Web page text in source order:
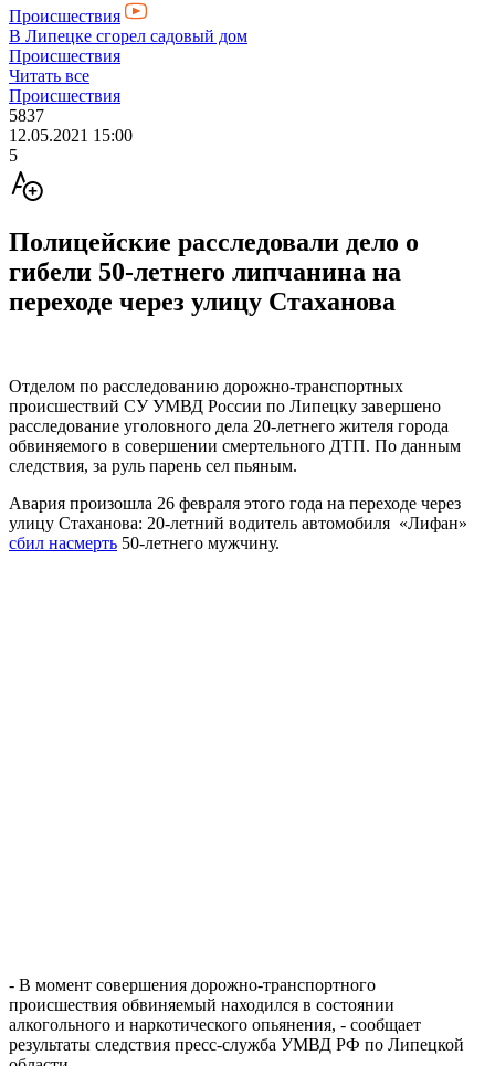
Происшествия
В Липецке сгорел садовый дом
Происшествия
Читать все
Происшествия
5837
12.05.2021 15:00
5
Полицейские расследовали дело о
гибели 50-летнего липчанина на
переходе через улицу Стаханова
Отделом по расследованию дорожно-транспортных
происшествий СУ УМВД России по Липецку завершено
расследование уголовного дела 20-летнего жителя города
обвиняемого в совершении смертельного ДТП. По данным
следствия, за руль парень сел пьяным.
Авария произошла 26 февраля этого года на переходе через
улицу Стаханова: 20-летний водитель автомобиля «Лифан»
сбил насмерть 50-летнего мужчину.
- В момент совершения дорожно-транспортного
происшествия обвиняемый находился в состоянии
алкогольного и наркотического опьянения, - сообщает
результаты следствия пресс-служба УМВД РФ по Липецкой